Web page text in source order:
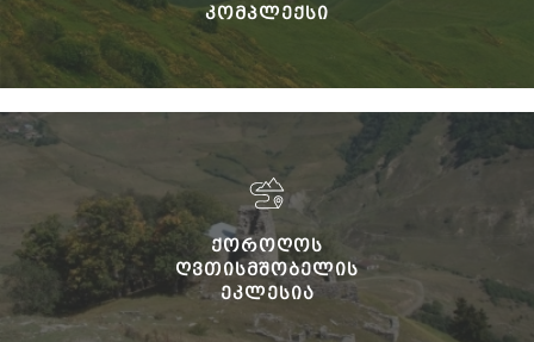
ᲙᲝᲛᲞᲚᲔᲥᲡᲘ
ᲥᲝᲠᲝᲦᲝᲡ
ᲦᲕᲗᲘᲡᲛᲨᲝᲑᲔᲚᲘᲡ
ᲔᲙᲚᲔᲡᲘᲐ